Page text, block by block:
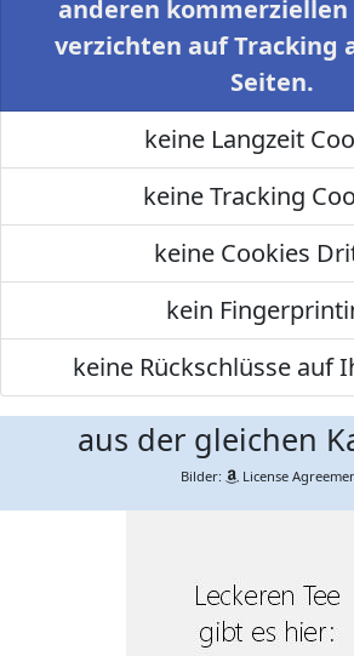
anderen kommerziellen
verzichten auf Tracking
Seiten.
keine Langzeit
keine Tracking
keine Cookies
kein
keine Rückschlüsse auf
aus der gleichen
Bilder: License